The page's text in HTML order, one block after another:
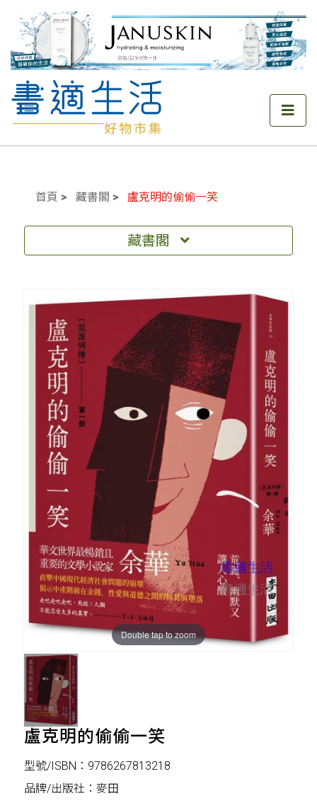
首頁 藏書閣 盧克明的偷偷一笑
藏書閣
Double tap to zoom
盧克明的偷偷一笑
型號/ISBN：9786267813218
品牌/出版社：麥田